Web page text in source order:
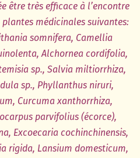
être très efficace à l’encontre
médicinales suivantes:
somnifera, Camellia
Alchornea cordifolia,
sp., Salvia miltiorrhiza,
sp., Phyllanthus niruri,
Curcuma xanthorrhiza,
parvifolius (écorce),
Excoecaria cochinchinensis,
rigida, Lansium domesticum,